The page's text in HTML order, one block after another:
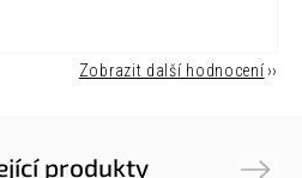
Zobrazit další hodnocení
produkty Next